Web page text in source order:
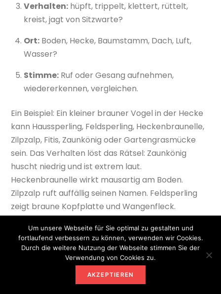
Verhalten: hüpft, trippelt, klettert, rüttelt,
kreist, jagt von Sitzwarte?
Ort: Boden, Hecke, Baumstamm, Dach, Luft,
Wasser?
Stimme: Ruf oder Gesang aufnehmen,
wiedererkennen, vergleichen.
Ein Beispiel: Ein kleiner brauner Vogel in der Hecke
kann Haussperling, Feldsperling, Heckenbraunelle,
Zilpzalp, Fitis, Zaunkönig oder Gartengrasmücke
sein. Das Verhalten löst das Rätsel: Zaunkönig
huscht niedrig und ist extrem laut.
Heckenbraunelle wirkt mausartig am Boden.
Zilpzalp ruft auffällig seinen Namen. Feldsperling
zeigt braune Kopfplatte und Wangenfleck.
Schritt 2: Führe ein Gartenjournal
Ein einfaches Notizbuch reicht. Schreibe pro
Beobachtung vier Dinge auf: Datum, Uhrzeit,
Wetter, Art. Nach wenigen Wochen erkennst du
Um unsere Webseite für Sie optimal zu gestalten und
fortlaufend verbessern zu können, verwenden wir Cookies.
Durch die weitere Nutzung der Webseite stimmen Sie der
Verwendung von Cookies zu.
AKZEPTIEREN